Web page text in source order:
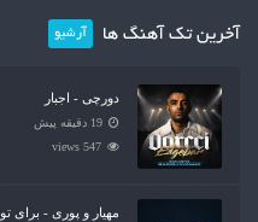
آخرین تک آهنگ ها آرشیو
دورچی - اجبار
19 دقیقه پیش
547 views
مهیار و پوری - برای تو